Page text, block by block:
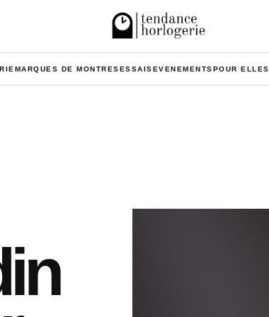
MARQUES DE MONTRESESSAISEVENEMENTSPOUR ELLES